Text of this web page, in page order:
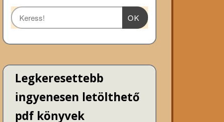
OK
Legkeresettebb
ingyenesen letölthető
pdf könyvek